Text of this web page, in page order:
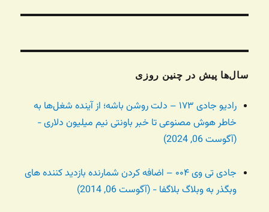
سال‌ها پیش در چنین روزی
رادیو جادی ۱۷۳ – دلت روشن باشه؛ از آینده شغل‌ها به
خاطر هوش مصنوعی تا خبر باونتی نیم میلیون دلاری -
(آگوست 06, 2024)
جادی تی وی ۰۰۴ – اضافه کردن شمارنده بازدید کننده های
وبگذر به وبلاگ بلاگفا - (آگوست 06, 2014)